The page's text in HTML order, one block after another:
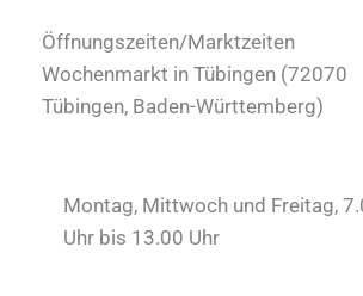
Öffnungszeiten/Marktzeiten
Wochenmarkt in Tübingen (72070
Tübingen, Baden-Württemberg)
Montag, Mittwoch und Freitag,
Uhr bis 13.00 Uhr